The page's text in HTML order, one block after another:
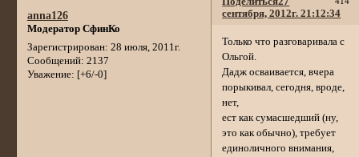
сентября, 2012г. 21:12:34
anna126
Модератор СфинКо
Зарегистрирован: 28 июля, 2011г.
Сообщений: 2137
Уважение: [+6/-0]
Только что разговаривала с
Ольгой.
Дадж осваивается, вчера
порыкивал, сегодня, вроде,
нет,
ест как сумасшедший (ну,
это как обычно), требует
единоличного внимания,